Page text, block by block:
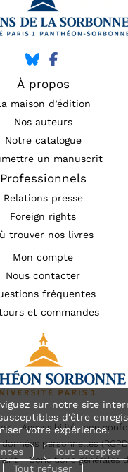
sur notre site
d'être
votre expérience.
Tout accepter
Tout refuser
À propos
maison d’édition
Nos auteurs
Notre catalogue
un manuscrit
Professionnels
Relations presse
Foreign rights
trouver nos livres
Mon compte
Nous contacter
fréquentes
et commandes
Accessibilité : non
personnelles
Conditions générales